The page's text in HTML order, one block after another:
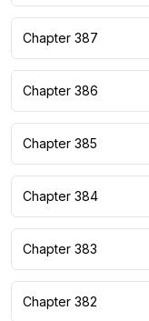
Chapter 387
Chapter 386
Chapter 385
Chapter 384
Chapter 383
Chapter 382